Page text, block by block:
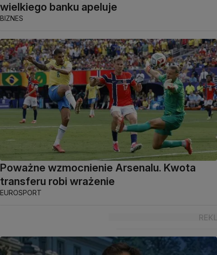
wielkiego banku apeluje
BIZNES
Poważne wzmocnienie Arsenalu. Kwota
transferu robi wrażenie
EUROSPORT